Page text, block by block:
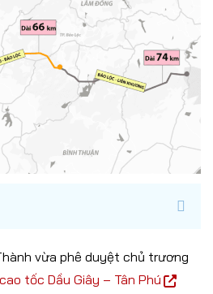
vừa phê duyệt chủ trương
cao tốc Dầu Giây – Tân Phú